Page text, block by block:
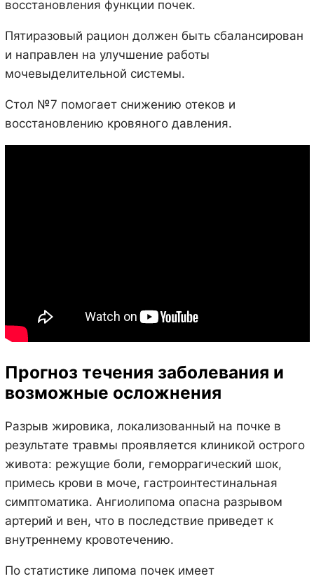
восстановления функции почек.
Пятиразовый рацион должен быть сбалансирован
и направлен на улучшение работы
мочевыделительной системы.
Стол №7 помогает снижению отеков и
восстановлению кровяного давления.
Прогноз течения заболевания и
возможные осложнения
Разрыв жировика, локализованный на почке в
результате травмы проявляется клиникой острого
живота: режущие боли, геморрагический шок,
примесь крови в моче, гастроинтестинальная
симптоматика. Ангиолипома опасна разрывом
артерий и вен, что в последствие приведет к
внутреннему кровотечению.
По статистике липома почек имеет